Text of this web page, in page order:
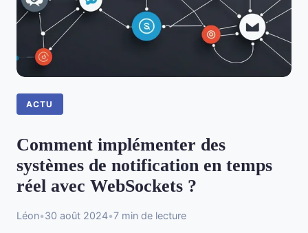
ACTU
Comment implémenter des
systèmes de notification en temps
réel avec WebSockets ?
Léon•30 août 2024•7 min de lecture